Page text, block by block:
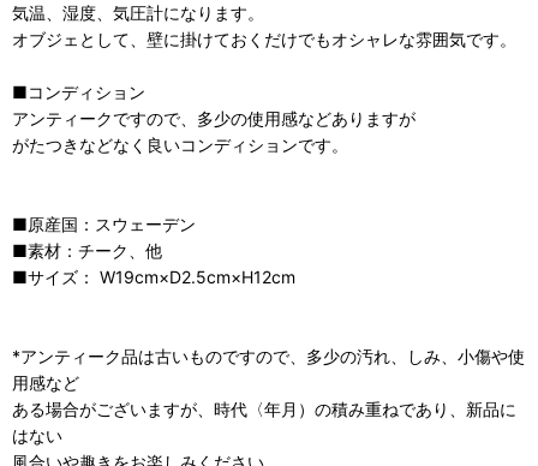
気温、湿度、気圧計になります。
オブジェとして、壁に掛けておくだけでもオシャレな雰囲気です。
■コンディション
アンティークですので、多少の使用感などありますが
がたつきなどなく良いコンディションです。
■原産国：スウェーデン
■素材：チーク、他
■サイズ： W19cm×D2.5cm×H12cm
*アンティーク品は古いものですので、多少の汚れ、しみ、小傷や使
用感など
ある場合がございますが、時代〈年月）の積み重ねであり、新品に
はない
風合いや趣きをお楽しみください